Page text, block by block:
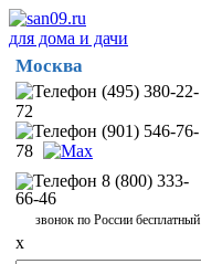
для дома и дачи
Москва
(495) 380-22-
72
(901) 546-76-
78
8 (800) 333-
66-46
звонок по России бесплатный
x